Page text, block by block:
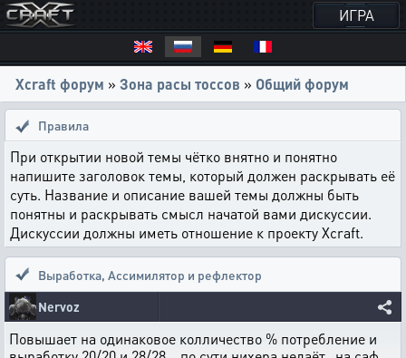
ИГРА
Xcraft форум » Зона расы тоссов » Общий форум
Правила
При открытии новой темы чётко внятно и понятно
напишите заголовок темы, который должен раскрывать её
суть. Название и описание вашей темы должны быть
понятны и раскрывать смысл начатой вами дискуссии.
Дискуссии должны иметь отношение к проекту Xcraft.
Выработка, Ассимилятор и рефлектор
Nervoz
Повышает на одинаковое колличество % потребление и